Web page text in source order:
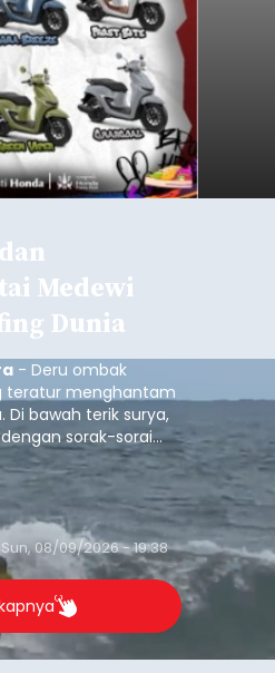
Medewi
Dunia
- Deru ombak
teratur menghantam
Di bawah terik surya,
sorak-sorai
Medewi,
Minggu (9/8/2026).
penjuru
ombak
Sun, 08/09/2026 - 19:38